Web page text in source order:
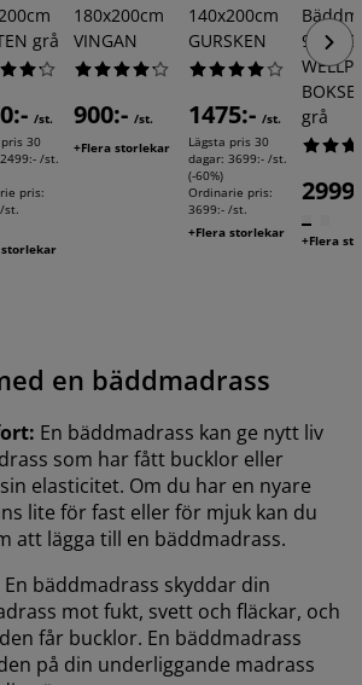
grå
/st.
30
2499:- /st.
pris:
st.
storlekar
180x200cm
VINGAN
900:- /st.
+Flera storlekar
140x200cm
GURSKEN
1475:- /st.
Lägsta pris 30
dagar: 3699:- /st.
(-60%)
Ordinarie pris:
3699:- /st.
+Flera storlekar
grå
+Flera
en bäddmadrass
En bäddmadrass kan ge nytt liv
som har fått bucklor eller
elasticitet. Om du har en nyare
lite för fast eller för mjuk kan du
att lägga till en bäddmadrass.
En bäddmadrass skyddar din
mot fukt, svett och fläckar, och
får bucklor. En bäddmadrass
på din underliggande madrass